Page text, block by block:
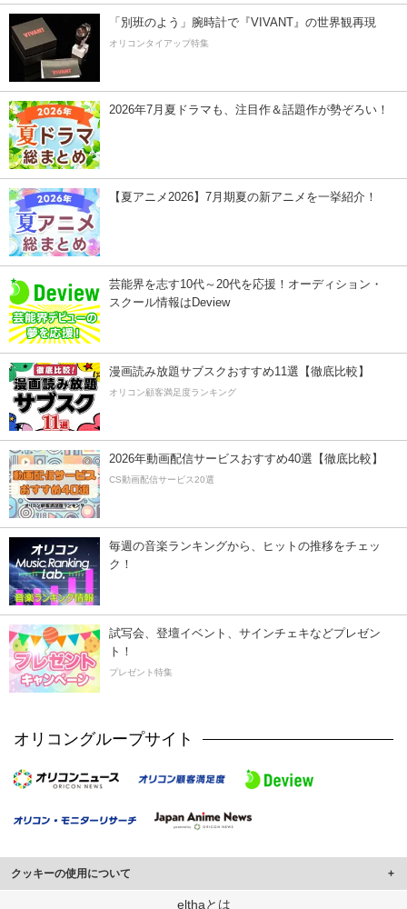
「別班のよう」腕時計で『VIVANT』の世界観再現
オリコンタイアップ特集
2026年7月夏ドラマも、注目作＆話題作が勢ぞろい！
【夏アニメ2026】7月期夏の新アニメを一挙紹介！
芸能界を志す10代～20代を応援！オーディション・
スクール情報はDeview
漫画読み放題サブスクおすすめ11選【徹底比較】
オリコン顧客満足度ランキング
2026年動画配信サービスおすすめ40選【徹底比較】
CS動画配信サービス20選
毎週の音楽ランキングから、ヒットの推移をチェッ
ク！
試写会、登壇イベント、サインチェキなどプレゼン
ト！
プレゼント特集
オリコングループサイト
クッキーの使用について
このサイトでは Cookie を使用して、ユーザーに合わせたコンテンツや広告の
elthaとは